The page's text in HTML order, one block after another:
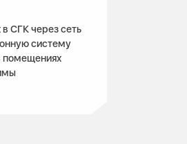
СГК через сеть
систему
помещениях